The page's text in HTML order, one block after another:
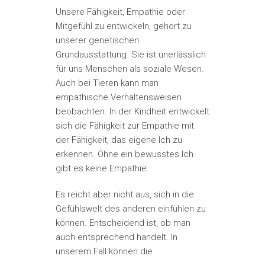
Unsere Fähigkeit, Empathie oder
Mitgefühl zu entwickeln, gehört zu
unserer genetischen
Grundausstattung. Sie ist unerlässlich
für uns Menschen als soziale Wesen.
Auch bei Tieren kann man
empathische Verhaltensweisen
beobachten. In der Kindheit entwickelt
sich die Fähigkeit zur Empathie mit
der Fähigkeit, das eigene Ich zu
erkennen. Ohne ein bewusstes Ich
gibt es keine Empathie.
Es reicht aber nicht aus, sich in die
Gefühlswelt des anderen einfühlen zu
können. Entscheidend ist, ob man
auch entsprechend handelt. In
unserem Fall können die